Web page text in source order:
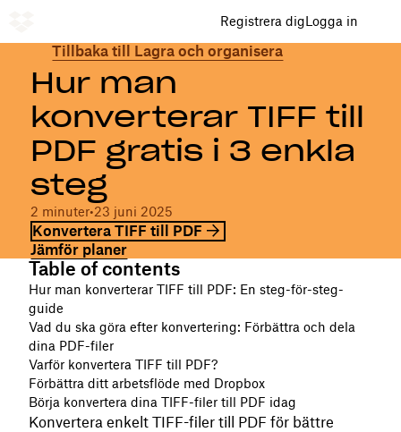
Registrera digLogga in
Tillbaka till Lagra och organisera
Hur man
konverterar TIFF till
PDF gratis i 3 enkla
steg
2 minuter•23 juni 2025
Konvertera TIFF till PDF
Jämför planer
Table of contents
Hur man konverterar TIFF till PDF: En steg-för-steg-
guide
Vad du ska göra efter konvertering: Förbättra och dela
dina PDF-filer
Varför konvertera TIFF till PDF?
Förbättra ditt arbetsflöde med Dropbox
Börja konvertera dina TIFF-filer till PDF idag
Konvertera enkelt TIFF-filer till PDF för bättre